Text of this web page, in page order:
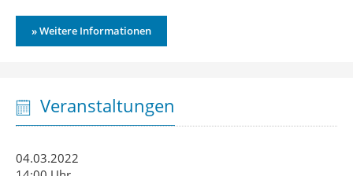
» Weitere Informationen
Veranstaltungen
04.03.2022